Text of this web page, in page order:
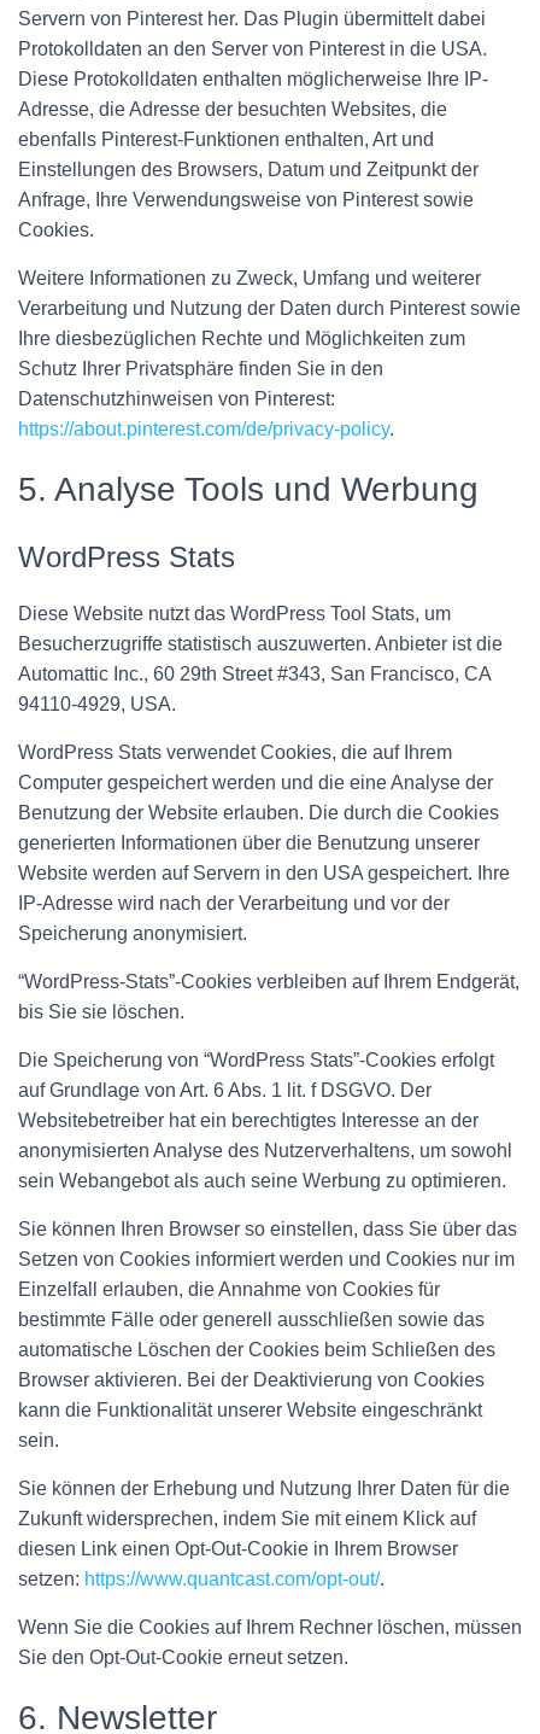
Servern von Pinterest her. Das Plugin übermittelt dabei
Protokolldaten an den Server von Pinterest in die USA.
Diese Protokolldaten enthalten möglicherweise Ihre IP-
Adresse, die Adresse der besuchten Websites, die
ebenfalls Pinterest-Funktionen enthalten, Art und
Einstellungen des Browsers, Datum und Zeitpunkt der
Anfrage, Ihre Verwendungsweise von Pinterest sowie
Cookies.
Weitere Informationen zu Zweck, Umfang und weiterer
Verarbeitung und Nutzung der Daten durch Pinterest sowie
Ihre diesbezüglichen Rechte und Möglichkeiten zum
Schutz Ihrer Privatsphäre finden Sie in den
Datenschutzhinweisen von Pinterest:
https://about.pinterest.com/de/privacy-policy.
5. Analyse Tools und Werbung
WordPress Stats
Diese Website nutzt das WordPress Tool Stats, um
Besucherzugriffe statistisch auszuwerten. Anbieter ist die
Automattic Inc., 60 29th Street #343, San Francisco, CA
94110-4929, USA.
WordPress Stats verwendet Cookies, die auf Ihrem
Computer gespeichert werden und die eine Analyse der
Benutzung der Website erlauben. Die durch die Cookies
generierten Informationen über die Benutzung unserer
Website werden auf Servern in den USA gespeichert. Ihre
IP-Adresse wird nach der Verarbeitung und vor der
Speicherung anonymisiert.
“WordPress-Stats”-Cookies verbleiben auf Ihrem Endgerät,
bis Sie sie löschen.
Die Speicherung von “WordPress Stats”-Cookies erfolgt
auf Grundlage von Art. 6 Abs. 1 lit. f DSGVO. Der
Websitebetreiber hat ein berechtigtes Interesse an der
anonymisierten Analyse des Nutzerverhaltens, um sowohl
sein Webangebot als auch seine Werbung zu optimieren.
Sie können Ihren Browser so einstellen, dass Sie über das
Setzen von Cookies informiert werden und Cookies nur im
Einzelfall erlauben, die Annahme von Cookies für
bestimmte Fälle oder generell ausschließen sowie das
automatische Löschen der Cookies beim Schließen des
Browser aktivieren. Bei der Deaktivierung von Cookies
kann die Funktionalität unserer Website eingeschränkt
sein.
Sie können der Erhebung und Nutzung Ihrer Daten für die
Zukunft widersprechen, indem Sie mit einem Klick auf
diesen Link einen Opt-Out-Cookie in Ihrem Browser
setzen: https://www.quantcast.com/opt-out/.
Wenn Sie die Cookies auf Ihrem Rechner löschen, müssen
Sie den Opt-Out-Cookie erneut setzen.
6. Newsletter